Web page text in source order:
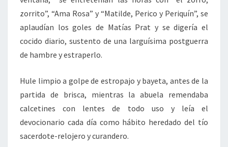
zorrito”, “Ama Rosa” y “Matilde, Perico y Periquín”, se
aplaudían los goles de Matías Prat y se digería el
cocido diario, sustento de una larguísima postguerra
de hambre y estraperlo.
Hule limpio a golpe de estropajo y bayeta, antes de la
partida de brisca, mientras la abuela remendaba
calcetines con lentes de todo uso y leía el
devocionario cada día como hábito heredado del tío
sacerdote-relojero y curandero.